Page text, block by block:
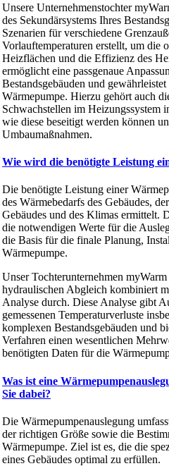
Unsere Unternehmenstochter
des Sekundärsystems Ihres
Szenarien für verschiedene
Vorlauftemperaturen erstellt, um die
Heizflächen und die Effizienz des
ermöglicht eine passgenaue
Bestandsgebäuden und
Wärmepumpe. Hierzu gehört auch
Schwachstellen im Heizungssystem
wie diese beseitigt werden können
Umbaumaßnahmen.
Wie wird die benötigte Leistung
Die benötigte Leistung einer
des Wärmebedarfs des Gebäudes,
Gebäudes und des Klimas ermittelt.
die notwendigen Werte für die
die Basis für die finale Planung,
Wärmepumpe.
Unser Tochterunternehmen
hydraulischen Abgleich kombiniert
Analyse durch. Diese Analyse gibt
gemessenen Temperaturverluste
komplexen Bestandsgebäuden und
Verfahren einen wesentlichen
benötigten Daten für die
Was ist eine
Sie dabei?
Die Wärmepumpenauslegung
der richtigen Größe sowie die
Wärmepumpe. Ziel ist es, die die
eines Gebäudes optimal zu erfüllen.